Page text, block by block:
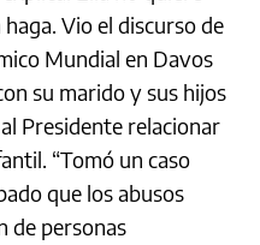
Vio el discurso de
Mundial en Davos
su marido y sus hijos
Presidente relacionar
“Tomó un caso
que los abusos
de personas